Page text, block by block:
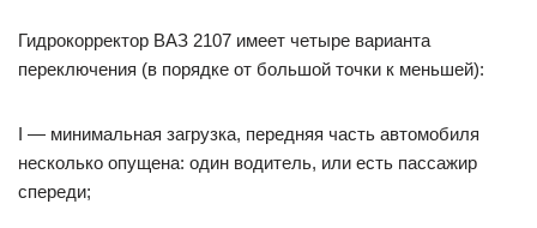
Гидрокорректор ВАЗ 2107 имеет четыре варианта
переключения (в порядке от большой точки к меньшей):
I — минимальная загрузка, передняя часть автомобиля
несколько опущена: один водитель, или есть пассажир
спереди;